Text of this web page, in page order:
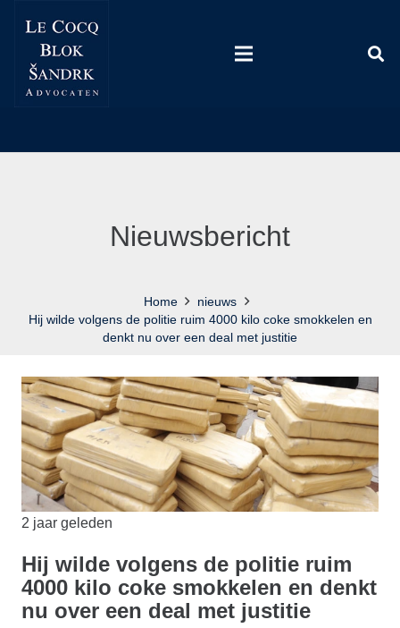
Nieuwsbericht
Home
nieuws
Hij wilde volgens de politie ruim 4000 kilo coke smokkelen en
denkt nu over een deal met justitie
2 jaar geleden
Hij wilde volgens de politie ruim
4000 kilo coke smokkelen en denkt
nu over een deal met justitie